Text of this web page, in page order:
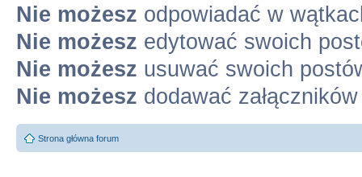
Nie możesz odpowiadać w
Nie możesz edytować swoich
Nie możesz usuwać swoich
Nie możesz dodawać załączników
Strona główna forum